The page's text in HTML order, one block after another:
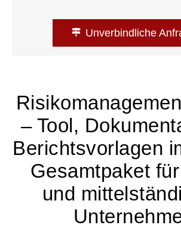
Unverbindliche
– Tool,
Berichtsvorlagen
Gesamtpaket
und